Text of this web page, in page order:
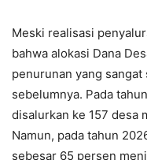
Meski realisasi
bahwa alokasi Dana
penurunan yang
sebelumnya. Pada
disalurkan ke 157 desa
Namun, pada tahun
sebesar 65 persen